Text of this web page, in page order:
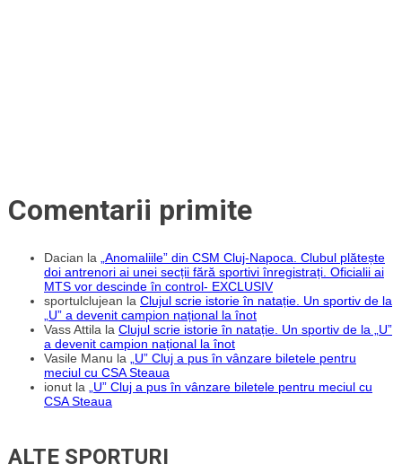
Comentarii primite
Dacian la „Anomaliile” din CSM Cluj-Napoca. Clubul plătește
doi antrenori ai unei secții fără sportivi înregistrați. Oficialii ai
MTS vor descinde în control- EXCLUSIV
sportulclujean la Clujul scrie istorie în natație. Un sportiv de la
„U” a devenit campion național la înot
Vass Attila la Clujul scrie istorie în natație. Un sportiv de la „U”
a devenit campion național la înot
Vasile Manu la „U” Cluj a pus în vânzare biletele pentru
meciul cu CSA Steaua
ionut la „U” Cluj a pus în vânzare biletele pentru meciul cu
CSA Steaua
ALTE SPORTURI